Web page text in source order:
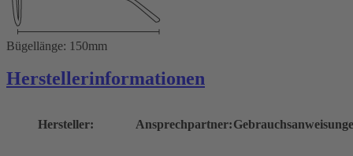
Bügellänge: 150mm
Herstellerinformationen
Hersteller: Ansprechpartner: